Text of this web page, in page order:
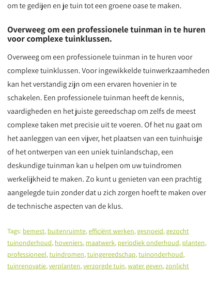
om te gedijen en je tuin tot een groene oase te maken.
Overweeg om een professionele tuinman in te huren
voor complexe tuinklussen.
Overweeg om een professionele tuinman in te huren voor
complexe tuinklussen. Voor ingewikkelde tuinwerkzaamheden
kan het verstandig zijn om een ervaren hovenier in te
schakelen. Een professionele tuinman heeft de kennis,
vaardigheden en het juiste gereedschap om zelfs de meest
complexe taken met precisie uit te voeren. Of het nu gaat om
het aanleggen van een vijver, het plaatsen van een tuinhuisje
of het ontwerpen van een uniek tuinlandschap, een
deskundige tuinman kan u helpen om uw tuindromen
werkelijkheid te maken. Zo kunt u genieten van een prachtig
aangelegde tuin zonder dat u zich zorgen hoeft te maken over
de technische aspecten van de klus.
Tags: bemest, buitenruimte,efficiënt werken, gesnoeid, gezocht
tuinonderhoud, hoveniers, maatwerk, periodiek onderhoud, planten,
professioneel,tuindromen,tuingereedschap,tuinonderhoud,
tuinrenovatie,verplanten,verzorgde tuin,water geven,zonlicht